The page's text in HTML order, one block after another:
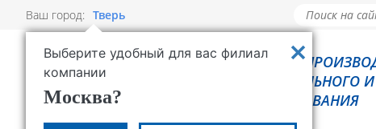
Ваш город: Тверь
Выберите удобный для вас филиал
компании
Москва?
РОВЕН -
ХОЛОДИЛЬНОГО
ОБОРУДОВАНИЯ